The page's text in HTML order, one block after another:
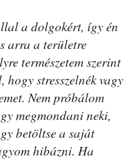
a dolgokért, így én
arra a területre
természetem szerint
stresszelnék vagy
Nem próbálom
megmondani neki,
betöltse a saját
hibázni. Ha